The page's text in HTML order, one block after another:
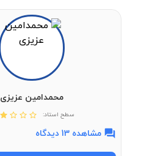
محمدامین عزیزی
سطح استاد:
مشاهده 13 دیدگاه